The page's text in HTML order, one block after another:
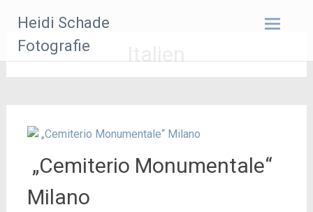
Inhalt
springen
Heidi Schade
Fotografie
Italien
„Cemiterio Monumentale“
Milano